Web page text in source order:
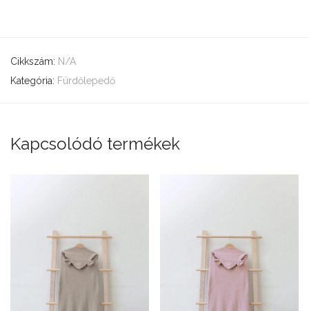
Cikkszám: N/A
Kategória: Fürdőlepedő
Kapcsolódó termékek